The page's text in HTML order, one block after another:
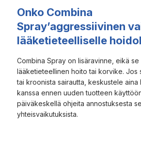
Onko Combina
Spray’aggressiivinen
lääketieteelliselle
Combina Spray on lisäravinne, eikä se
lääketieteellinen hoito tai korvike. Jos
tai kroonista sairautta, keskustele aina
kanssa ennen uuden tuotteen
päiväkeskellä ohjeita annostuksesta
yhteisvaikutuksista.